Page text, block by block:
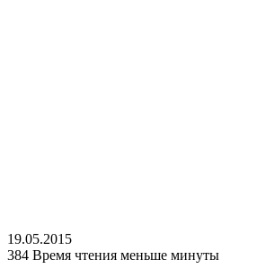
19.05.2015
384 Время чтения меньше минуты